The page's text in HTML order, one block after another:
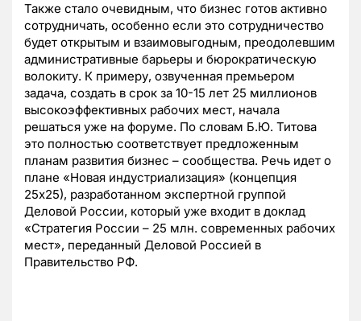
Также стало очевидным, что бизнес готов активно
сотрудничать, особенно если это сотрудничество
будет открытым и взаимовыгодным, преодолевшим
административные барьеры и бюрократическую
волокиту. К примеру, озвученная премьером
задача, создать в срок за 10-15 лет 25 миллионов
высокоэффективных рабочих мест, начала
решаться уже на форуме. По словам Б.Ю. Титова
это полностью соответствует предложенным
планам развития бизнес – сообщества. Речь идет о
плане «Новая индустриализация» (концепция
25х25), разработанном экспертной группой
Деловой России, который уже входит в доклад
«Стратегия России – 25 млн. современных рабочих
мест», переданный Деловой Россией в
Правительство РФ.